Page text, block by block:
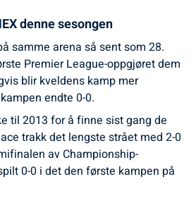
denne sesongen
samme arena så sent som 28.
Premier League-oppgjøret dem
blir kveldens kamp mer
endte 0-0.
til 2013 for å finne sist gang de
trakk det lengste strået med 2-0
av Championship-
0-0 i det den første kampen på